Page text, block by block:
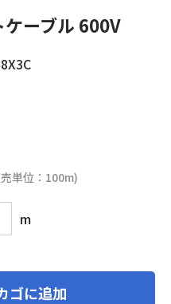
ーブル 600V
単位：100m)
m
ゴに追加